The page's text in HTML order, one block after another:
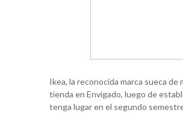
Ikea, la reconocida marca sueca
tienda en Envigado, luego de
tenga lugar en el segundo